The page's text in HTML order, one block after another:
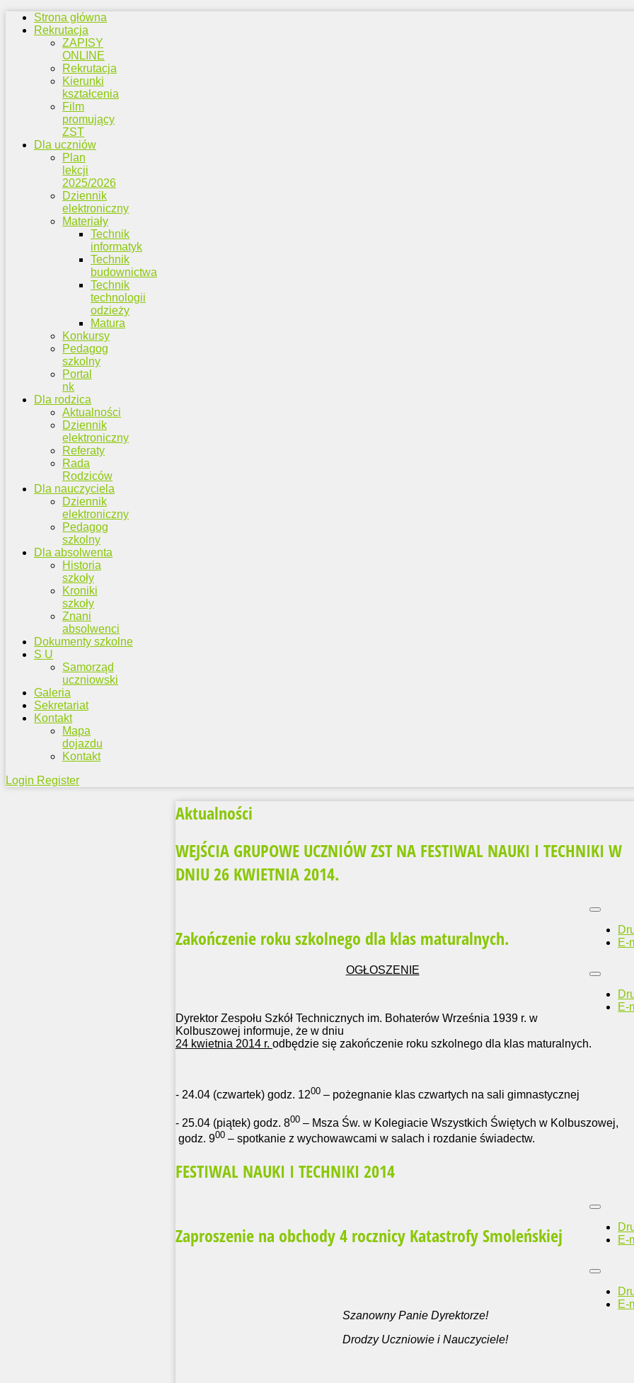
Strona główna
Rekrutacja
ZAPISY
ONLINE
Rekrutacja
Kierunki
kształcenia
Film
promujący
ZST
Dla uczniów
Plan
lekcji
2025/2026
Dziennik
elektroniczny
Materiały
Technik
informatyk
Technik
budownictwa
Technik
technologii
odzieży
Matura
Konkursy
Pedagog
szkolny
Portal
nk
Dla rodzica
Aktualności
Dziennik
elektroniczny
Referaty
Rada
Rodziców
Dla nauczyciela
Dziennik
elektroniczny
Pedagog
szkolny
Dla absolwenta
Historia
szkoły
Kroniki
szkoły
Znani
absolwenci
Dokumenty szkolne
S U
Samorząd
uczniowski
Galeria
Sekretariat
Kontakt
Mapa
dojazdu
Kontakt
Login Register
Aktualności
WEJŚCIA GRUPOWE UCZNIÓW ZST NA FESTIWAL NAUKI I TECHNIKI W
DNIU 26 KWIETNIA 2014.
E-
Zakończenie roku szkolnego dla klas maturalnych.
E-
OGŁOSZENIE
Dyrektor Zespołu Szkół Technicznych im. Bohaterów Września 1939 r. w
Kolbuszowej informuje, że w dniu
24 kwietnia 2014 r. odbędzie się zakończenie roku szkolnego dla klas maturalnych.
- 24.04 (czwartek) godz. 1200 – pożegnanie klas czwartych na sali gimnastycznej
- 25.04 (piątek) godz. 800 – Msza Św. w Kolegiacie Wszystkich Świętych w Kolbuszowej,
godz. 900 – spotkanie z wychowawcami w salach i rozdanie świadectw.
FESTIWAL NAUKI I TECHNIKI 2014
E-
Zaproszenie na obchody 4 rocznicy Katastrofy Smoleńskiej
E-
Szanowny Panie Dyrektorze!
Drodzy Uczniowie i Nauczyciele!